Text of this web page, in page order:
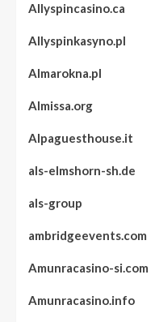
Allyspincasino.ca
Allyspinkasyno.pl
Almarokna.pl
Almissa.org
Alpaguesthouse.it
als-elmshorn-sh.de
als-group
ambridgeevents.com
Amunracasino-si.com
Amunracasino.info